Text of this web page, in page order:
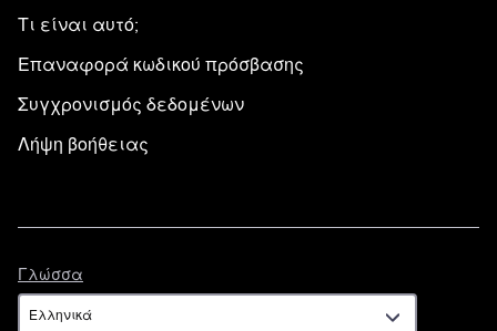
Τι είναι αυτό;
Επαναφορά κωδικού πρόσβασης
Συγχρονισμός δεδομένων
Λήψη βοήθειας
Γλώσσα